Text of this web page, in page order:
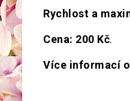
Rychlost a
Cena: 200 Kč.
Více informací